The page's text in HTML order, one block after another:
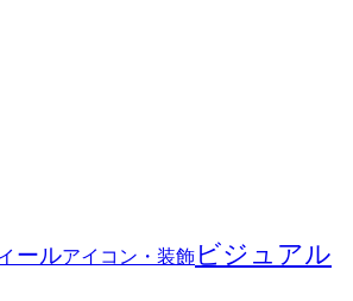
ールアイコン・装飾 ビジュアル